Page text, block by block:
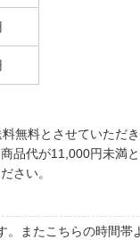
無料とさせていただき
品代が11,000円未満
さい。
。またこちらの時間帯